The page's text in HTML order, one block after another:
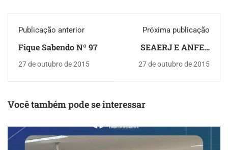
Publicação anterior
Fique Sabendo Nº 97
27 de outubro de 2015
Próxima publicação
SEAERJ E ANFER
PROJETO DA
27 de outubro de 2015
Você também pode se interessar